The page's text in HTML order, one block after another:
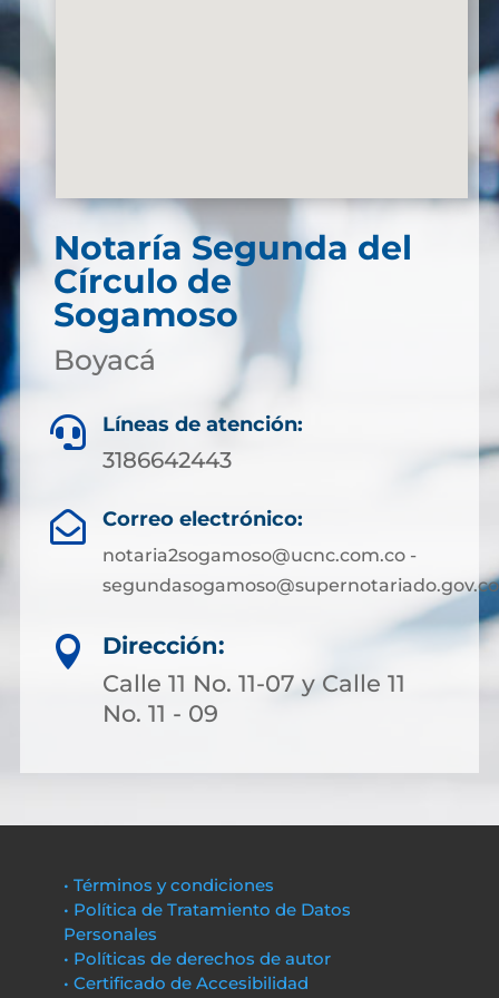
Notaría Segunda del
Círculo de
Sogamoso
Boyacá
 Líneas de atención:
3186642443
 Correo electrónico:
notaria2sogamoso@ucnc.com.co -
segundasogamoso@supernotariado.gov.co

Dirección:
Calle 11 No. 11-07 y Calle 11
No. 11 - 09
• Términos y condiciones
• Política de Tratamiento de Datos
Personales
• Políticas de derechos de autor
• Certificado de Accesibilidad